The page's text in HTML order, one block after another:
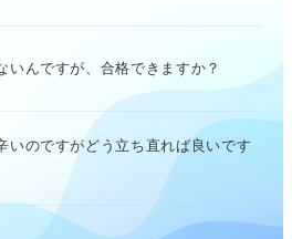
いんですが、合格できますか？
いのですがどう立ち直れば良いです